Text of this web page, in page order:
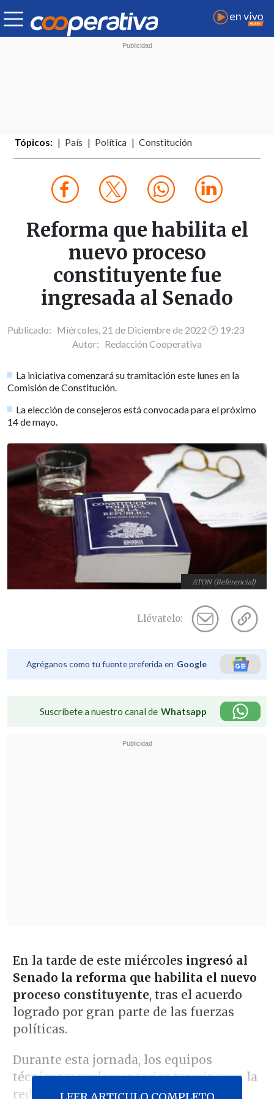
Tópicos: País Política Constitución
Reforma que habilita el
nuevo proceso
constituyente fue
ingresada al Senado
Publicado: Miércoles, 21 de Diciembre de 2022 🕐 19:23
Autor: Redacción Cooperativa
La iniciativa comenzará su tramitación este lunes en la
Comisión de Constitución.
La elección de consejeros está convocada para el próximo
14 de mayo.
ATON (Referencial)
Llévatelo:
Agréganos como tu fuente preferida en Google
Suscríbete a nuestro canal de Whatsapp
En la tarde de este miércoles ingresó al
Senado la reforma que habilita el nuevo
proceso constituyente, tras el acuerdo
logrado por gran parte de las fuerzas
políticas.
Durante esta jornada, los equipos
técnicos y parlamentarios terminaron la
redacción de la iniciativa, por lo que